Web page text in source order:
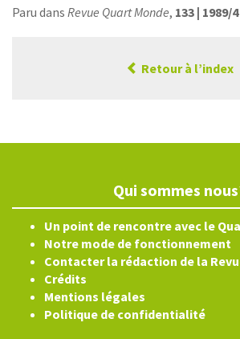
Paru dans Revue Quart Monde, 133 | 1989/4
Retour à l’index
Qui sommes
Un point de rencontre avec le
Notre mode de fonctionnement
Contacter la rédaction de la
Crédits
Mentions légales
Politique de confidentialité